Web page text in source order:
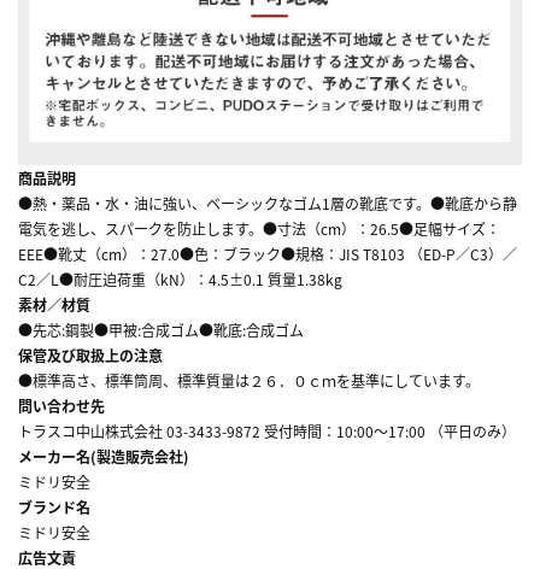
商品説明
●熱・薬品・水・油に強い、ベーシックなゴム1層の靴底です。●靴底から静
電気を逃し、スパークを防止します。●寸法（cm）：26.5●足幅サイズ：
EEE●靴丈（cm）：27.0●色：ブラック●規格：JIS T8103 （ED-P／C3）／
C2／L●耐圧迫荷重（kN）：4.5±0.1 質量1.38kg
素材／材質
●先芯:鋼製●甲被:合成ゴム●靴底:合成ゴム
保管及び取扱上の注意
●標準高さ、標準筒周、標準質量は２６．０ｃｍを基準にしています。
問い合わせ先
トラスコ中山株式会社 03-3433-9872 受付時間：10:00～17:00 （平日のみ）
メーカー名(製造販売会社)
ミドリ安全
ブランド名
ミドリ安全
広告文責